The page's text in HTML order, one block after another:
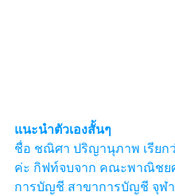
แนะนำตัวเองสั้นๆ
ชื่อ ชณิศา ปริญานุภาพ เรียก
ค่ะ กิฟท์จบจาก คณะพาณิชย
การบัญชี สาขาการบัญชี จุฬ